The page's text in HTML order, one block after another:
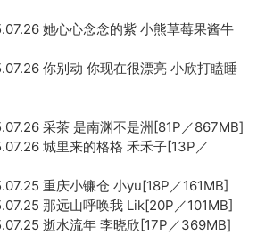
她心心念念的紫 小熊草莓果酱牛
你别动 你现在很漂亮 小欣打瞌睡
采茶 是南渊不是洲[81P／867MB]
城里来的格格 禾禾子[13P／
重庆小镰仓 小yu[18P／161MB]
那远山呼唤我 Lik[20P／101MB]
逝水流年 李晓欣[17P／369MB]